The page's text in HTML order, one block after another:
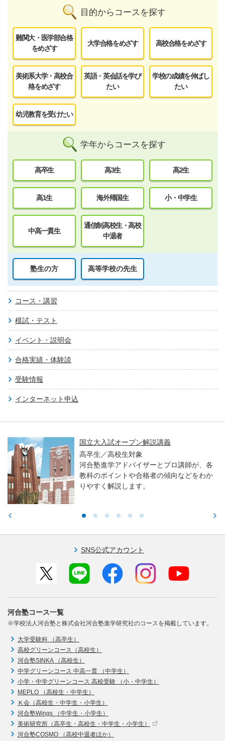
目的からコースを探す
難関大・医学部合格
をめざす
大学合格をめざす 高校合格をめざす
美術系大学・高校合
格をめざす
英語・英会話を学び
たい
学校の成績を伸ばし
たい
幼児教育を受けたい
学年からコースを探す
高卒生 高3生 高2生
高1生 海外帰国生 小・中学生
中高一貫生
通信制高校生・高校
中退者
塾生の方 高等学校の先生
コース・講習
模試・テスト
イベント・説明会
合格実績・体験談
受験情報
インターネット申込
国立大入試オープン解説講義
高卒生／高校生対象
河合塾進学アドバイザーとプロ講師が、各
教科のポイントや合格者の傾向などをわか
りやすく解説します。
SNS公式アカウント
河合塾コース一覧
※学校法人河合塾と株式会社河合塾進学研究社のコースを掲載しています。
大学受験科 （高卒生）
高校グリーンコース（高校生）
河合塾SINKA （高校生）
中学グリーンコース 中高一貫 （中学生）
小学・中学グリーンコース 高校受験 （小・中学生）
MEPLO （高校生・中学生）
Ｋ会（高校生・中学生・小学生）
河合塾Wings （中学生・小学生）
美術研究所（高卒生・高校生・中学生・小学生）
河合塾COSMO （高校中退者ほか）